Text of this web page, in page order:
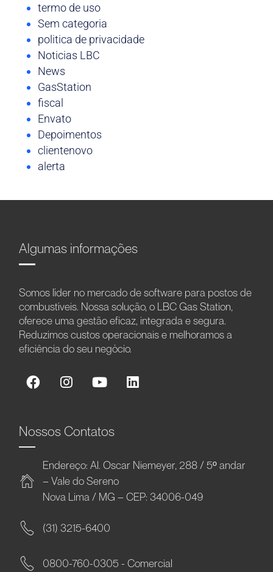
termo de uso
Sem categoria
politica de privacidade
Noticias LBC
News
GasStation
fiscal
Envato
Depoimentos
clientenovo
alerta
Algumas informações
Somos líder no mercado de software para postos de
combustíveis. Nossa solução, o LBC Gas Station,
oferece uma gestão eficaz, integrada e segura.
Reduzimos custos operacionais e melhoramos a
eficiência do seu negócio.
Nossos Contatos
Endereço: Al. Oscar Niemeyer, 288 / 5º andar
– Vale do Sereno
Nova Lima / MG – CEP: 34006-049
(31) 3215-6400
0800-760-0305 - Comercial